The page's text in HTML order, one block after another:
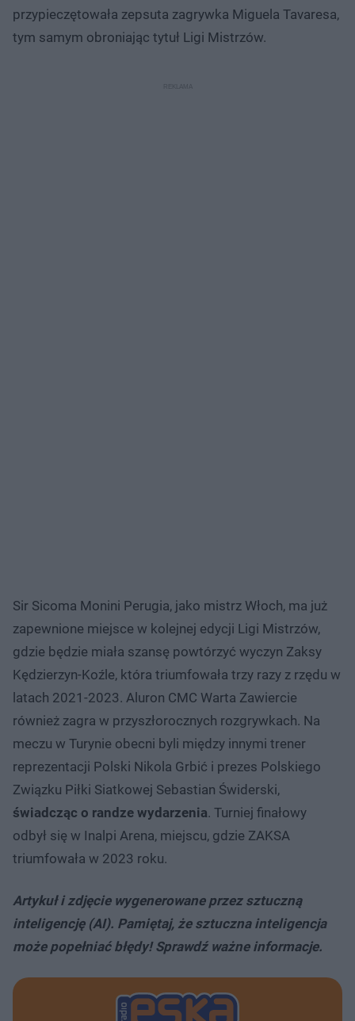
przypieczętowała zepsuta zagrywka Miguela Tavaresa,
tym samym obroniając tytuł Ligi Mistrzów.
Sir Sicoma Monini Perugia, jako mistrz Włoch, ma już
zapewnione miejsce w kolejnej edycji Ligi Mistrzów,
gdzie będzie miała szansę powtórzyć wyczyn Zaksy
Kędzierzyn-Koźle, która triumfowała trzy razy z rzędu w
latach 2021-2023. Aluron CMC Warta Zawiercie
również zagra w przyszłorocznych rozgrywkach. Na
meczu w Turynie obecni byli między innymi trener
reprezentacji Polski Nikola Grbić i prezes Polskiego
Związku Piłki Siatkowej Sebastian Świderski,
świadcząc o randze wydarzenia. Turniej finałowy
odbył się w Inalpi Arena, miejscu, gdzie ZAKSA
triumfowała w 2023 roku.
Artykuł i zdjęcie wygenerowane przez sztuczną
inteligencję (AI). Pamiętaj, że sztuczna inteligencja
może popełniać błędy! Sprawdź ważne informacje.